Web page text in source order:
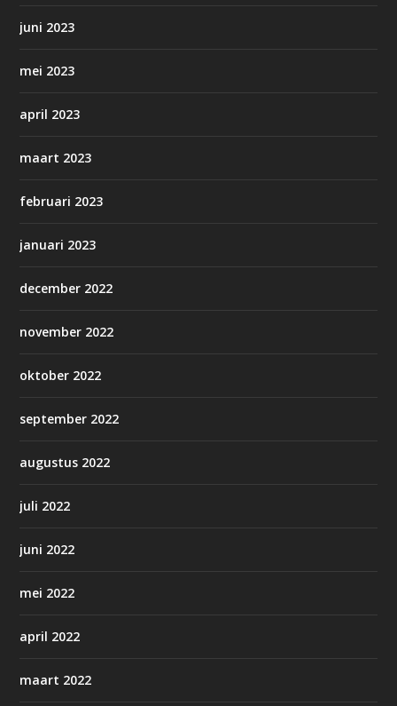
juni 2023
mei 2023
april 2023
maart 2023
februari 2023
januari 2023
december 2022
november 2022
oktober 2022
september 2022
augustus 2022
juli 2022
juni 2022
mei 2022
april 2022
maart 2022